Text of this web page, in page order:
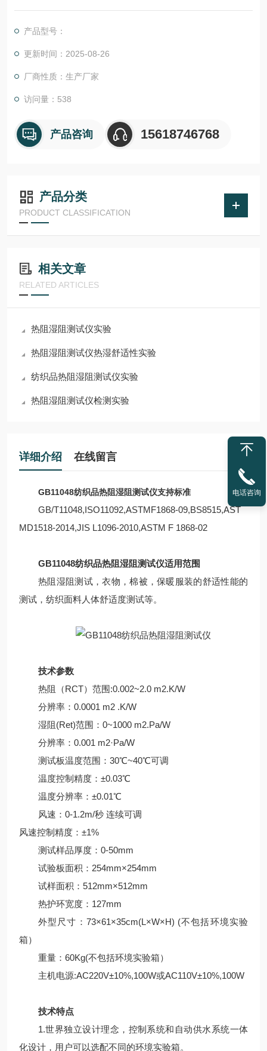
就能保证供水稳定，而且不渗漏。独立一体化设计，测试主机和
校准而且减少用户负担。风道结构可以简单拆卸下来，可以外接
风罩，满足无风速的静态测试标准。
产品型号：
更新时间：2025-08-26
厂商性质：生产厂家
访问量：538
产品咨询 15618746768
产品分类
PRODUCT CLASSIFICATION
相关文章
RELATED ARTICLES
热阻湿阻测试仪实验
热阻湿阻测试仪热湿舒适性实验
纺织品热阻湿阻测试仪实验
热阻湿阻测试仪检测实验
详细介绍 在线留言
GB11048纺织品热阻湿阻测试仪支持标准
GB/T11048,ISO11092,ASTMF1868-09,BS8515,AST
MD1518-2014,JIS L1096-2010,ASTM F 1868-02
GB11048纺织品热阻湿阻测试仪适用范围
热阻湿阻测试，衣物，棉被，保暖服装的舒适性能的
测试，纺织面料人体舒适度测试等。
技术参数
热阻（RCT）范围:0.002~2.0 m2.K/W
分辨率：0.0001 m2 .K/W
湿阻(Ret)范围：0~1000 m2.Pa/W
分辨率：0.001 m2·Pa/W
测试板温度范围：30℃~40℃可调
温度控制精度：±0.03℃
温度分辨率：±0.01℃
风速：0-1.2m/秒 连续可调
风速控制精度：±1%
测试样品厚度：0-50mm
试验板面积：254mm×254mm
试样面积：512mm×512mm
热护环宽度：127mm
外型尺寸：73×61×35cm(L×W×H) (不包括环境实验
箱）
重量：60Kg(不包括环境实验箱）
主机电源:AC220V±10%,100W或AC110V±10%,100W
技术特点
1.世界独立设计理念，控制系统和自动供水系统一体
化设计，用户可以选配不同的环境实验箱。
电话咨询